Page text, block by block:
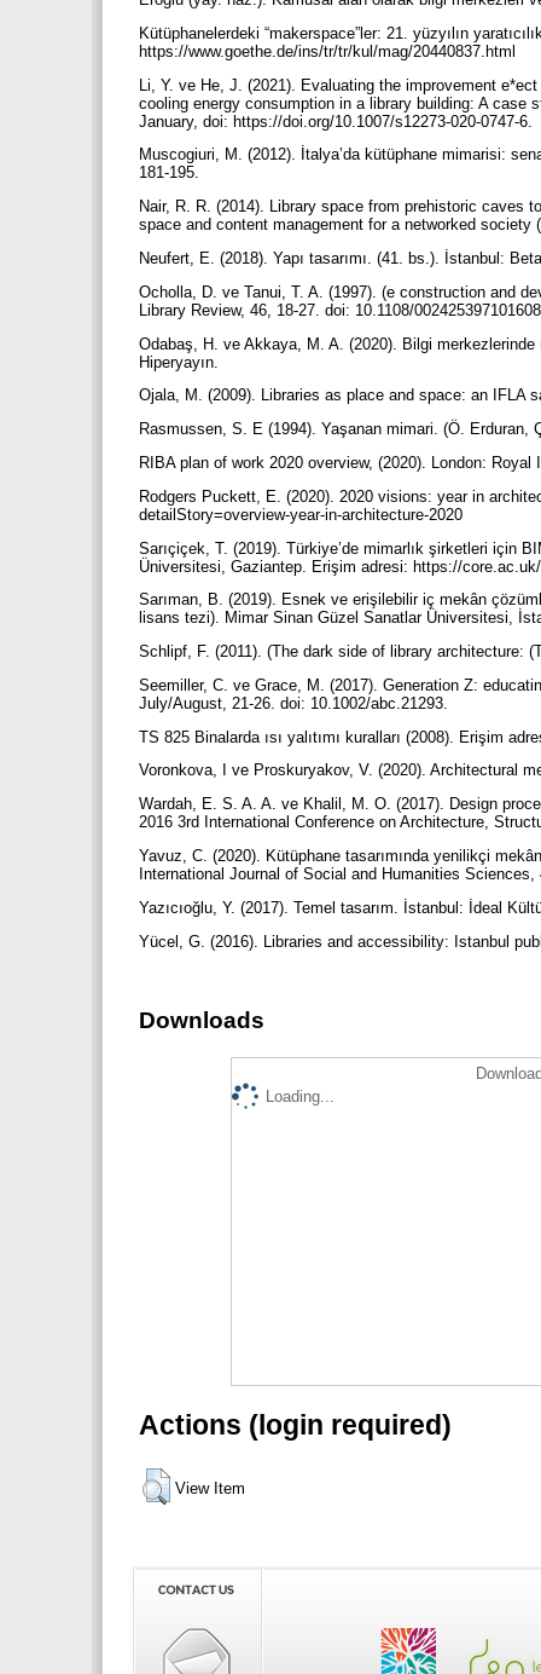
Kütüphanelerdeki “makerspace”ler: 21. yüzyılın
https://www.goethe.de/ins/tr/tr/kul/mag/20440837.html
Li, Y. ve He, J. (2021). Evaluating the improvement
cooling energy consumption in a library building: A
January, doi: https://doi.org/10.1007/s12273-020-0747-6.
Muscogiuri, M. (2012). İtalya’da kütüphane mimarisi:
181-195.
Nair, R. R. (2014). Library space from prehistoric caves
space and content management for a networked
Neufert, E. (2018). Yapı tasarımı. (41. bs.). İstanbul:
Ocholla, D. ve Tanui, T. A. (1997). (e construction and
Library Review, 46, 18-27. doi: 10.1108/
Odabaş, H. ve Akkaya, M. A. (2020). Bilgi merkezlerinde
Hiperyayın.
Ojala, M. (2009). Libraries as place and space: an IFLA
Rasmussen, S. E (1994). Yaşanan mimari. (Ö.
RIBA plan of work 2020 overview, (2020). London:
Rodgers Puckett, E. (2020). 2020 visions: year in
detailStory=overview-year-in-architecture-2020
Sarıçiçek, T. (2019). Türkiye’de mimarlık şirketleri için
Üniversitesi, Gaziantep. Erişim adresi: https://
Sarıman, B. (2019). Esnek ve erişilebilir iç mekân
lisans tezi). Mimar Sinan Güzel Sanatlar Üniversitesi,
Schlipf, F. (2011). (The dark side of library architecture:
Seemiller, C. ve Grace, M. (2017). Generation Z:
July/August, 21-26. doi: 10.1002/abc.21293.
TS 825 Binalarda ısı yalıtımı kuralları (2008). Erişim
Voronkova, I ve Proskuryakov, V. (2020). Architectural
Wardah, E. S. A. A. ve Khalil, M. O. (2017). Design
2016 3rd International Conference on Architecture,
Yavuz, C. (2020). Kütüphane tasarımında yenilikçi
International Journal of Social and Humanities
Yazıcıoğlu, Y. (2017). Temel tasarım. İstanbul: İdeal
Yücel, G. (2016). Libraries and accessibility: Istanbul
Downloads
Loading...
Actions (login required)
View Item